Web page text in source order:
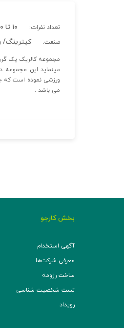
تعداد نفرات: ۱۰ تا ۵۰ نفر
صنعت: کیترینگ/
مجموعه کالریک یک
مینماید این
ورزشی نموده است که
می باشد .
بخش کارجو
آگهی استخدام
معرفی شرکت‌ها
ساخت رزومه
تست شخصیت شناسی
رویداد